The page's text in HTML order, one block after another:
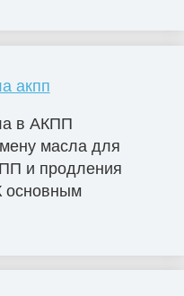
акпп
в АКПП
масла для
и продления
основным